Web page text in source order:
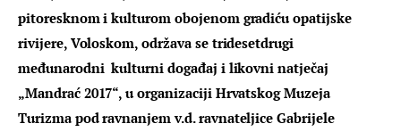
pitoresknom i kulturom obojenom gradiću opatijske
rivijere, Voloskom, održava se tridesetdrugi
međunarodni  kulturni događaj i likovni natječaj
„Mandrać 2017“, u organizaciji Hrvatskog Muzeja
Turizma pod ravnanjem v.d. ravnateljice Gabrijele